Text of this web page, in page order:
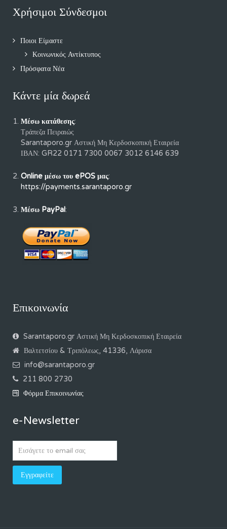
Χρήσιμοι Σύνδεσμοι
Ποιοι Είμαστε
Κοινωνικός Αντίκτυπος
Πρόσφατα Νέα
Κάντε μία δωρεά
Μέσω κατάθεσης:
Τράπεζα Πειραιώς
Sarantaporo.gr Αστική Μη Κερδοσκοπική Εταιρεία
ΙΒΑΝ: GR22 0171 7300 0067 3012 6146 639
Online μέσω του ePOS μας:
https://payments.sarantaporo.gr
Μέσω PayPal:
Επικοινωνία
Sarantaporo.gr Αστική Μη Κερδοσκοπική Εταιρεία
Βαλτετσίου & Τριπόλεως, 41336, Λάρισα
info@sarantaporo.gr
211 800 2730
Φόρμα Επικοινωνίας
e-Newsletter